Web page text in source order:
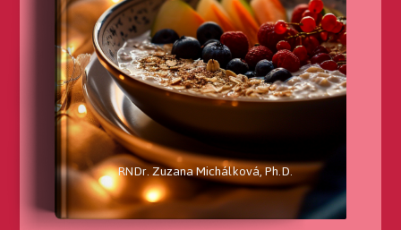
RNDr. Zuzana Michálková, Ph.D.